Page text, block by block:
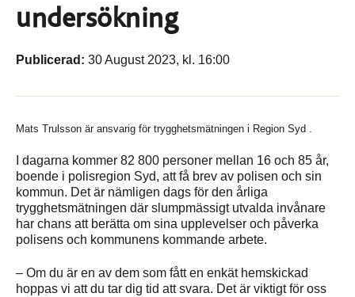
undersökning
Publicerad: 30 August 2023, kl. 16:00
Mats Trulsson är ansvarig för trygghetsmätningen i Region Syd .
I dagarna kommer 82 800 personer mellan 16 och 85 år,
boende i polisregion Syd, att få brev av polisen och sin
kommun. Det är nämligen dags för den årliga
trygghetsmätningen där slumpmässigt utvalda invånare
har chans att berätta om sina upplevelser och påverka
polisens och kommunens kommande arbete.
– Om du är en av dem som fått en enkät hemskickad
hoppas vi att du tar dig tid att svara. Det är viktigt för oss